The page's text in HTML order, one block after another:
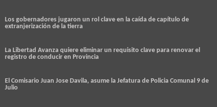
Los gobernadores jugaron un rol clave en la caída de capítulo de
extranjerización de la tierra
La Libertad Avanza quiere eliminar un requisito clave para renovar el
registro de conducir en Provincia
El Comisario Juan Jose Davila, asume la Jefatura de Policia Comunal 9 de
Julio